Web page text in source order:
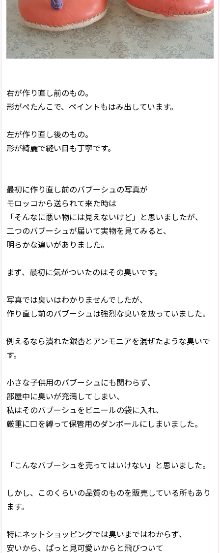
右が作り直し前のもの。
形がぺたんこで、ペイントもはみ出しています。
左が作り直し後のもの。
形が綺麗で縫い目も丁寧です。
最初に作り直し前のバブーシュの写真が
モロッコから送られて来た時は
「そんなに悪い物には見えないけど」と思いましたが、
二つのバブーシュが届いて実物を見てみると、
明らかな違いがありました。
まず、最初に気がついたのはその臭いです。
写真では臭いはわかりませんでしたが、
作り直し前のバブーシュは強烈な臭いを放っていました。
例えるなら潰れた銀杏とアンモニアを混ぜたような臭いで
す。
小さな子供用のバブーシュにも関わらず、
部屋中に臭いが充満してしまい、
私はそのバブーシュをビニールの袋に入れ、
厳重に口を縛って保管用のダンボールにしまいました。
「こんなバブーシュを売ってはいけない」と思いました。
しかし、このくらいの品質のものを販売している所もあり
ます。
特にネットショッピングでは臭いまではわからず、
安いから、ぱっと見可愛いからと飛びついて